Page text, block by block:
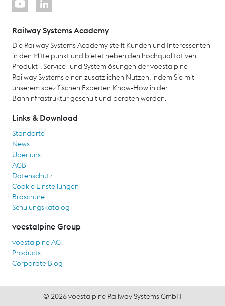
Railway Systems Academy
Die Railway Systems Academy stellt Kunden und Interessenten
in den Mittelpunkt und bietet neben den hochqualitativen
Produkt-, Service- und Systemlösungen der voestalpine
Railway Systems einen zusätzlichen Nutzen, indem Sie mit
unserem spezifischen Experten Know-How in der
Bahninfrastruktur geschult und beraten werden.
Links & Download
Standorte
News
Über uns
AGB
Datenschutz
Cookie Einstellungen
Broschüre
Schulungskatalog
voestalpine Group
voestalpine AG
Products
Corporate Blog
© 2026 voestalpine Railway Systems GmbH